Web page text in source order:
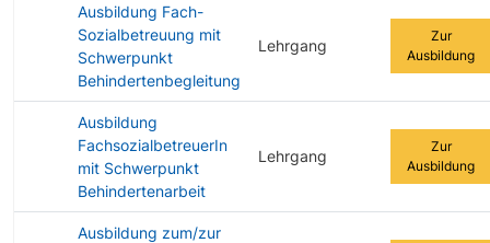
Ausbildung Fach-
Sozialbetreuung mit
Schwerpunkt
Behindertenbegleitung
Lehrgang
Zur
Ausbildung
Ausbildung
FachsozialbetreuerIn
mit Schwerpunkt
Behindertenarbeit
Lehrgang
Zur
Ausbildung
Ausbildung zum/zur